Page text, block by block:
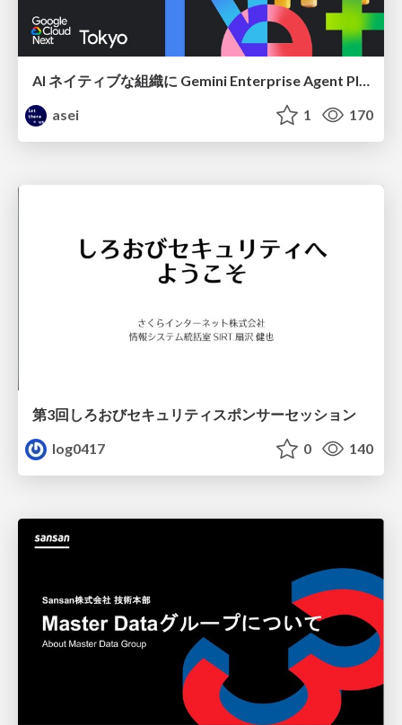
asei
1 170
第3回しろおびセキュリティスポンサーセッション
log0417
0 140